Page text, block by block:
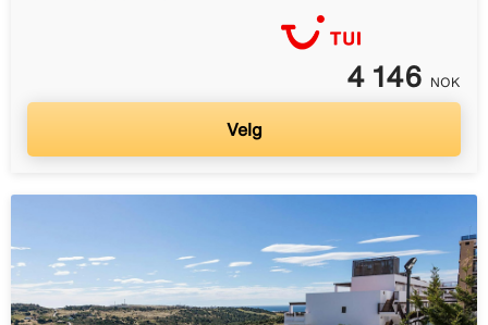
4 146 NOK
Velg